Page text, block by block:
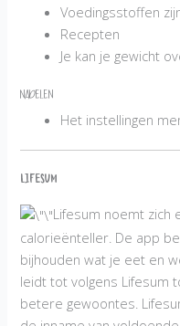
Voedingsstoffen
Recepten
Je kan je gewicht
Nadelen
Het instellingen
Lifesum
Lifesum noemt zich
calorieënteller. De app
bijhouden wat je eet en
leidt tot volgens Lifesum
betere gewoontes.